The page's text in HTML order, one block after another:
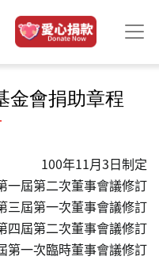
金會捐助章程
100年11月3日制定
一屆第二次董事會議修訂
三屆第一次董事會議修訂
四屆第二次董事會議修訂
第一次臨時董事會議修訂